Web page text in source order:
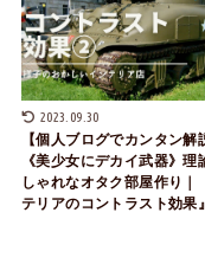
2023.09.30
【個人ブログでカンタン解
《美少女にデカイ武器》理
しゃれなオタク部屋作り｜
テリアのコントラスト効果